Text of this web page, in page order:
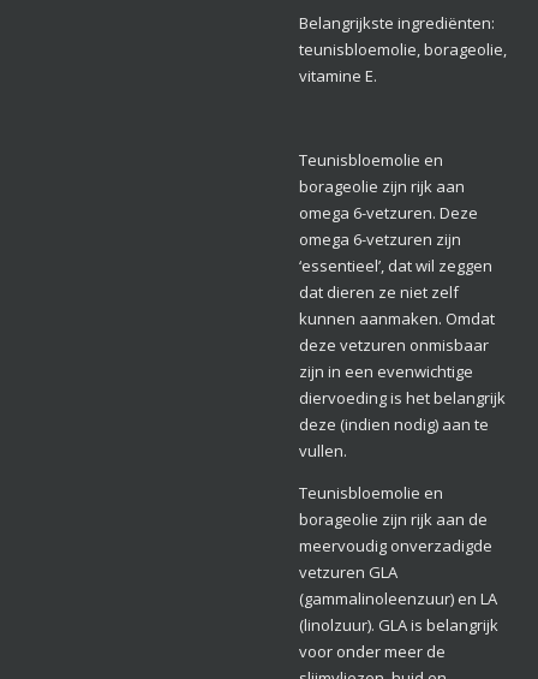
Belangrijkste ingrediënten:
teunisbloemolie, borageolie,
vitamine E.
Teunisbloemolie en
borageolie zijn rijk aan
omega 6-vetzuren. Deze
omega 6-vetzuren zijn
‘essentieel’, dat wil zeggen
dat dieren ze niet zelf
kunnen aanmaken. Omdat
deze vetzuren onmisbaar
zijn in een evenwichtige
diervoeding is het belangrijk
deze (indien nodig) aan te
vullen.
Teunisbloemolie en
borageolie zijn rijk aan de
meervoudig onverzadigde
vetzuren GLA
(gammalinoleenzuur) en LA
(linolzuur). GLA is belangrijk
voor onder meer de